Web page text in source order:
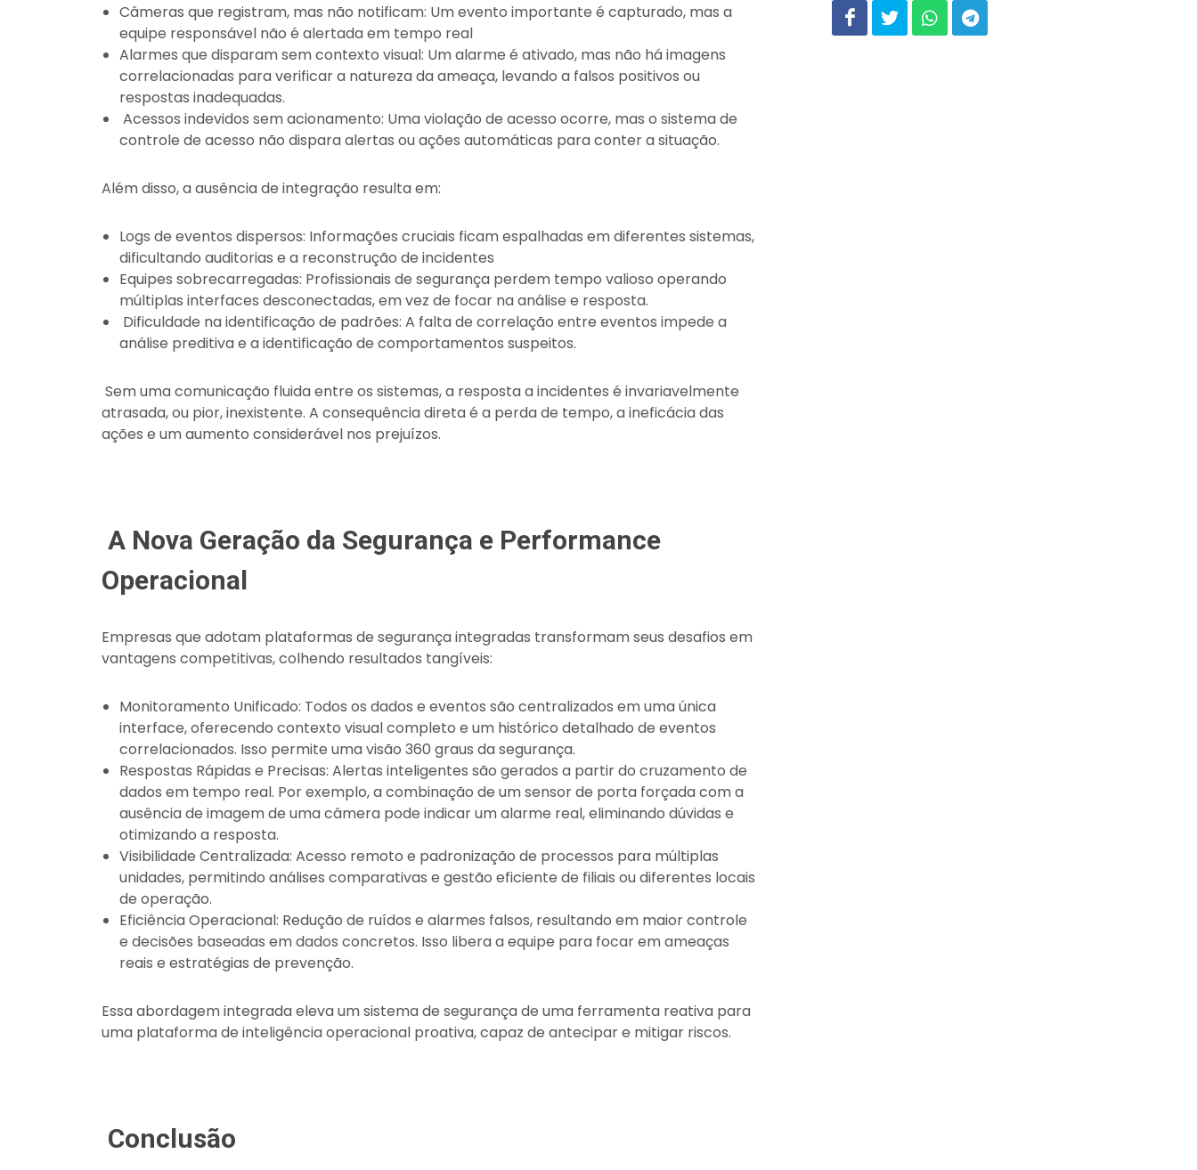
Câmeras que registram, mas não notificam: Um evento importante é capturado, mas a
equipe responsável não é alertada em tempo real
Alarmes que disparam sem contexto visual: Um alarme é ativado, mas não há imagens
correlacionadas para verificar a natureza da ameaça, levando a falsos positivos ou
respostas inadequadas.
Acessos indevidos sem acionamento: Uma violação de acesso ocorre, mas o sistema de
controle de acesso não dispara alertas ou ações automáticas para conter a situação.
Além disso, a ausência de integração resulta em:
Logs de eventos dispersos: Informações cruciais ficam espalhadas em diferentes sistemas,
dificultando auditorias e a reconstrução de incidentes
Equipes sobrecarregadas: Profissionais de segurança perdem tempo valioso operando
múltiplas interfaces desconectadas, em vez de focar na análise e resposta.
Dificuldade na identificação de padrões: A falta de correlação entre eventos impede a
análise preditiva e a identificação de comportamentos suspeitos.
Sem uma comunicação fluida entre os sistemas, a resposta a incidentes é invariavelmente
atrasada, ou pior, inexistente. A consequência direta é a perda de tempo, a ineficácia das
ações e um aumento considerável nos prejuízos.
A Nova Geração da Segurança e Performance
Operacional
Empresas que adotam plataformas de segurança integradas transformam seus desafios em
vantagens competitivas, colhendo resultados tangíveis:
Monitoramento Unificado: Todos os dados e eventos são centralizados em uma única
interface, oferecendo contexto visual completo e um histórico detalhado de eventos
correlacionados. Isso permite uma visão 360 graus da segurança.
Respostas Rápidas e Precisas: Alertas inteligentes são gerados a partir do cruzamento de
dados em tempo real. Por exemplo, a combinação de um sensor de porta forçada com a
ausência de imagem de uma câmera pode indicar um alarme real, eliminando dúvidas e
otimizando a resposta.
Visibilidade Centralizada: Acesso remoto e padronização de processos para múltiplas
unidades, permitindo análises comparativas e gestão eficiente de filiais ou diferentes locais
de operação.
Eficiência Operacional: Redução de ruídos e alarmes falsos, resultando em maior controle
e decisões baseadas em dados concretos. Isso libera a equipe para focar em ameaças
reais e estratégias de prevenção.
Essa abordagem integrada eleva um sistema de segurança de uma ferramenta reativa para
uma plataforma de inteligência operacional proativa, capaz de antecipar e mitigar riscos.
Conclusão